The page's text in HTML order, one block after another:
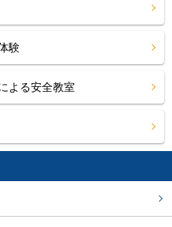
験
よる安全教室